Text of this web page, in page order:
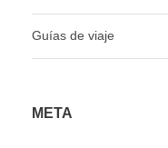
Guías de viaje
META